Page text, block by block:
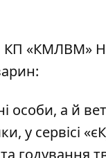
«КМЛВМ»
а й
у сервісі